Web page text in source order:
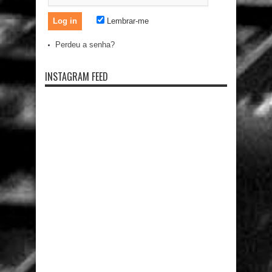
Lembrar-me
Perdeu a senha?
INSTAGRAM FEED